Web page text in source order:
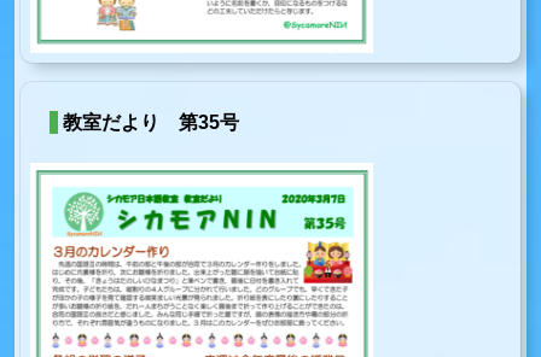
教室だより 第35号